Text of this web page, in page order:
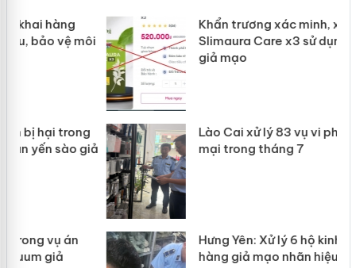
Khẩn trương xác minh, xử lý sản phẩm
Slimaura Care x3 sử dụng giấy phép
giả mạo
Lào Cai xử lý 83 vụ vi phạm thương
mại trong tháng 7
Hưng Yên: Xử lý 6 hộ kinh doanh bán
hàng giả mạo nhãn hiệu Adidas, Nike